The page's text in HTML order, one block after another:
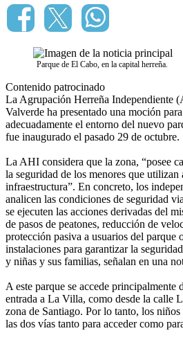
Parque de El Cabo, en la capital herreña.
Contenido patrocinado
La Agrupación Herreña Independiente
Valverde ha presentado una moción
adecuadamente el entorno del nuevo
fue inaugurado el pasado 29 de octubre.
La AHI considera que la zona, “posee
la seguridad de los menores que utilizan
infraestructura”. En concreto, los
analicen las condiciones de seguridad
se ejecuten las acciones derivadas del
de pasos de peatones, reducción de
protección pasiva a usuarios del parque
instalaciones para garantizar la
y niñas y sus familias, señalan en una
A este parque se accede principalmente
entrada a La Villa, como desde la calle
zona de Santiago. Por lo tanto, los
las dos vías tanto para acceder como